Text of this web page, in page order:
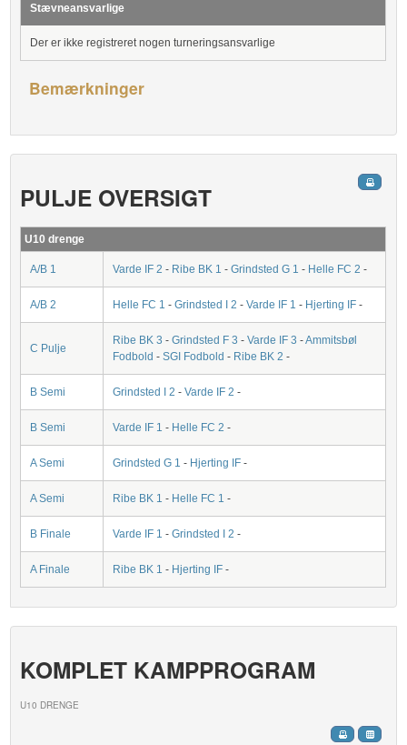
Stævneansvarlige
Der er ikke registreret nogen turneringsansvarlige
Bemærkninger
PULJE OVERSIGT
U10 drenge
A/B 1 Varde IF 2 - Ribe BK 1 -Grindsted G 1 - Helle FC 2 -
A/B 2 Helle FC 1 -Grindsted I 2 -Varde IF 1 - Hjerting IF -
C Pulje
Ribe BK 3 -Grindsted F 3 -Varde IF 3 -Ammitsbøl
Fodbold -SGI Fodbold - Ribe BK 2 -
B Semi Grindsted I 2 -Varde IF 2 -
B Semi Varde IF 1 - Helle FC 2 -
A Semi Grindsted G 1 - Hjerting IF -
A Semi Ribe BK 1 - Helle FC 1 -
B Finale Varde IF 1 -Grindsted I 2 -
A Finale Ribe BK 1 - Hjerting IF -
KOMPLET KAMPPROGRAM
U10 DRENGE